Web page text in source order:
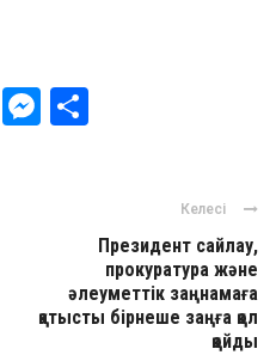
VK Messenger
Келесі
Президент сайлау,
прокуратура және
әлеуметтік заңнамаға
қатысты бірнеше заңға қол
қойды